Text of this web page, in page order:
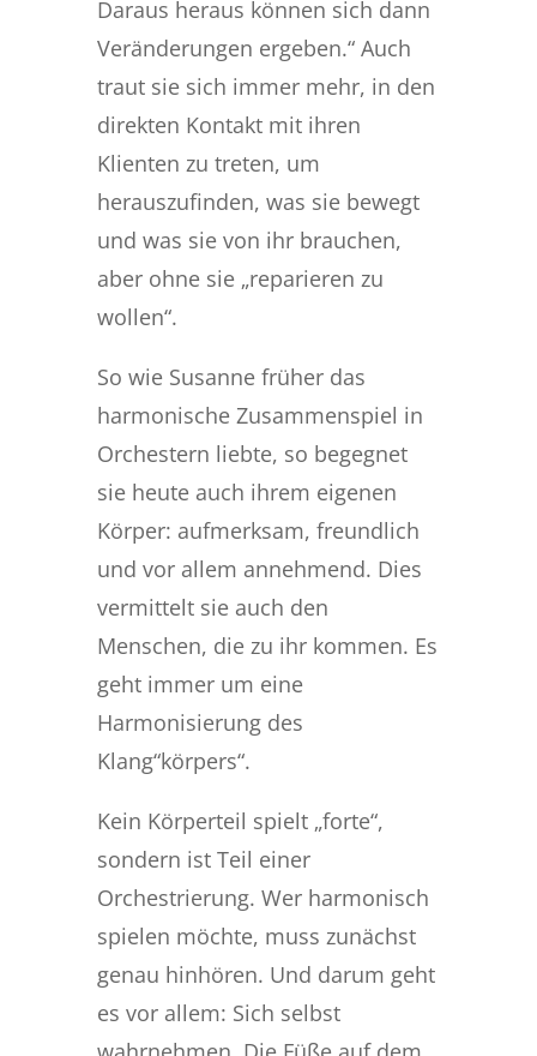
Daraus heraus können sich dann
Veränderungen ergeben.“ Auch
traut sie sich immer mehr, in den
direkten Kontakt mit ihren
Klienten zu treten, um
herauszufinden, was sie bewegt
und was sie von ihr brauchen,
aber ohne sie „reparieren zu
wollen“.
So wie Susanne früher das
harmonische Zusammenspiel in
Orchestern liebte, so begegnet
sie heute auch ihrem eigenen
Körper: aufmerksam, freundlich
und vor allem annehmend. Dies
vermittelt sie auch den
Menschen, die zu ihr kommen. Es
geht immer um eine
Harmonisierung des
Klang“körpers“.
Kein Körperteil spielt „forte“,
sondern ist Teil einer
Orchestrierung. Wer harmonisch
spielen möchte, muss zunächst
genau hinhören. Und darum geht
es vor allem: Sich selbst